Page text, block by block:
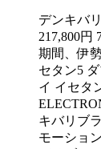
デンキバ
217,800円
期間、伊
セタン5
イ イセタ
キバリブ
モーショ